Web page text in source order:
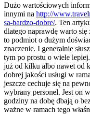
Dużo wartościowych
innymi na http://
sa-bardzo-dobre/. Ten
dlatego naprawdę warto
to podmiot o dużym
znaczenie. I generalnie
tym po prostu o wiele
już od kilku albo nawet od
dobrej jakości usługi w
jeszcze cechuje się na
wybrany personel. Jest on
godziny na dobę dbają o
ważne w ramach tego